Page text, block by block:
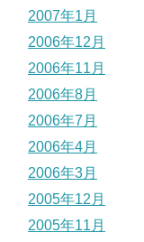
2007年1月
2006年12月
2006年11月
2006年8月
2006年7月
2006年4月
2006年3月
2005年12月
2005年11月